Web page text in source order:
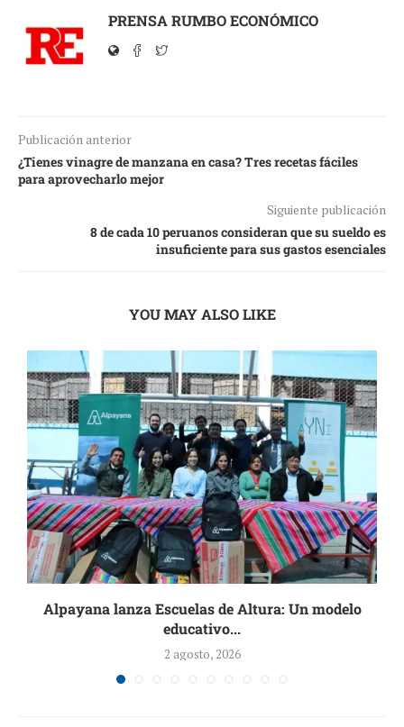
PRENSA RUMBO ECONÓMICO
Publicación anterior
¿Tienes vinagre de manzana en casa? Tres recetas fáciles
para aprovecharlo mejor
Siguiente publicación
8 de cada 10 peruanos consideran que su sueldo es
insuficiente para sus gastos esenciales
YOU MAY ALSO LIKE
Alpayana lanza Escuelas de Altura: Un modelo
educativo...
2 agosto, 2026